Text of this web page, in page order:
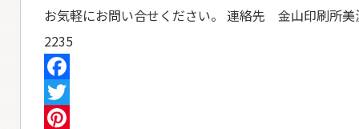
お気軽にお問い合せください。 連絡先 金山
2235
Facebook
Twitter